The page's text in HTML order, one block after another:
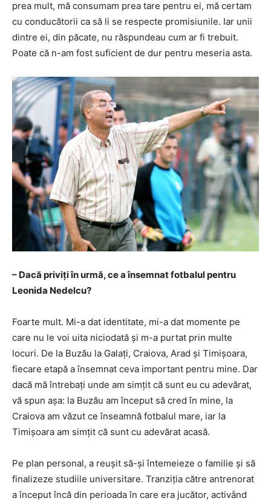
prea mult, mă consumam prea tare pentru ei, mă certam
cu conducătorii ca să li se respecte promisiunile. Iar unii
dintre ei, din păcate, nu răspundeau cum ar fi trebuit.
Poate că n-am fost suficient de dur pentru meseria asta.
– Dacă priviți în urmă, ce a însemnat fotbalul pentru
Leonida Nedelcu?
Foarte mult. Mi-a dat identitate, mi-a dat momente pe
care nu le voi uita niciodată și m-a purtat prin multe
locuri. De la Buzău la Galați, Craiova, Arad și Timișoara,
fiecare etapă a însemnat ceva important pentru mine. Dar
dacă mă întrebați unde am simțit că sunt eu cu adevărat,
vă spun așa: la Buzău am început să cred în mine, la
Craiova am văzut ce înseamnă fotbalul mare, iar la
Timișoara am simțit că sunt cu adevărat acasă.
Pe plan personal, a reușit să-și întemeieze o familie și să
finalizeze studiile universitare. Tranziția către antrenorat
a început încă din perioada în care era jucător, activând